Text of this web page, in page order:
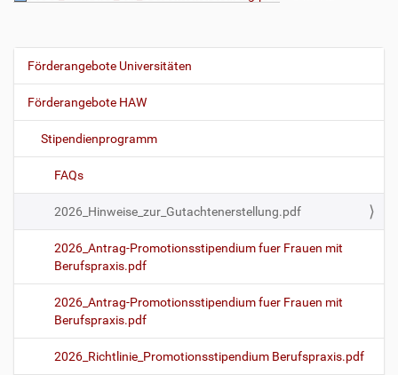
N
g
Förderangebote Universitäten
Förderangebote HAW
Stipendienprogramm
FAQs
2026_Hinweise_zur_Gutachtenerstellung.pdf
2026_Antrag-Promotionsstipendium fuer Frauen mit
Berufspraxis.pdf
2026_Antrag-Promotionsstipendium fuer Frauen mit
Berufspraxis.pdf
2026_Richtlinie_Promotionsstipendium Berufspraxis.pdf